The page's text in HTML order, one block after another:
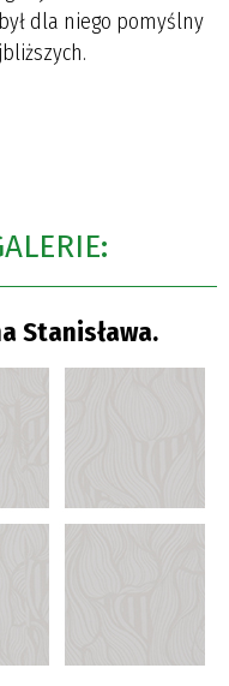
dla niego pomyślny
Stanisława.